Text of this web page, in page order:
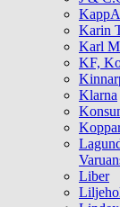
Karin
Karl
KF,
Klarna
Liber